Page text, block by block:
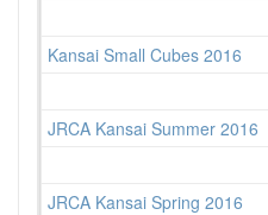
Kansai Small Cubes 2016
JRCA Kansai Summer 2016
JRCA Kansai Spring 2016